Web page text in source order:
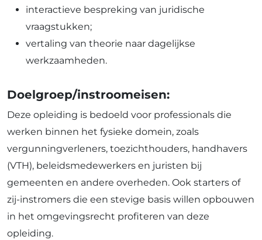
interactieve bespreking van juridische
vraagstukken;
vertaling van theorie naar dagelijkse
werkzaamheden.
Doelgroep/instroomeisen:
Deze opleiding is bedoeld voor professionals die
werken binnen het fysieke domein, zoals
vergunningverleners, toezichthouders, handhavers
(VTH), beleidsmedewerkers en juristen bij
gemeenten en andere overheden. Ook starters of
zij-instromers die een stevige basis willen opbouwen
in het omgevingsrecht profiteren van deze
opleiding.